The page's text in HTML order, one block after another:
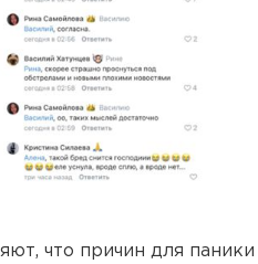
что причин для паники